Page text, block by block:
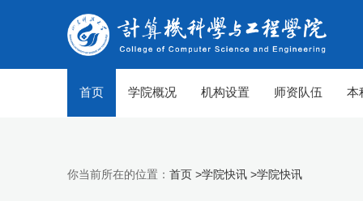
首页 学院概况 机构设置 师资队伍 本
你当前所在的位置： 首页 >学院快讯 >学院快讯